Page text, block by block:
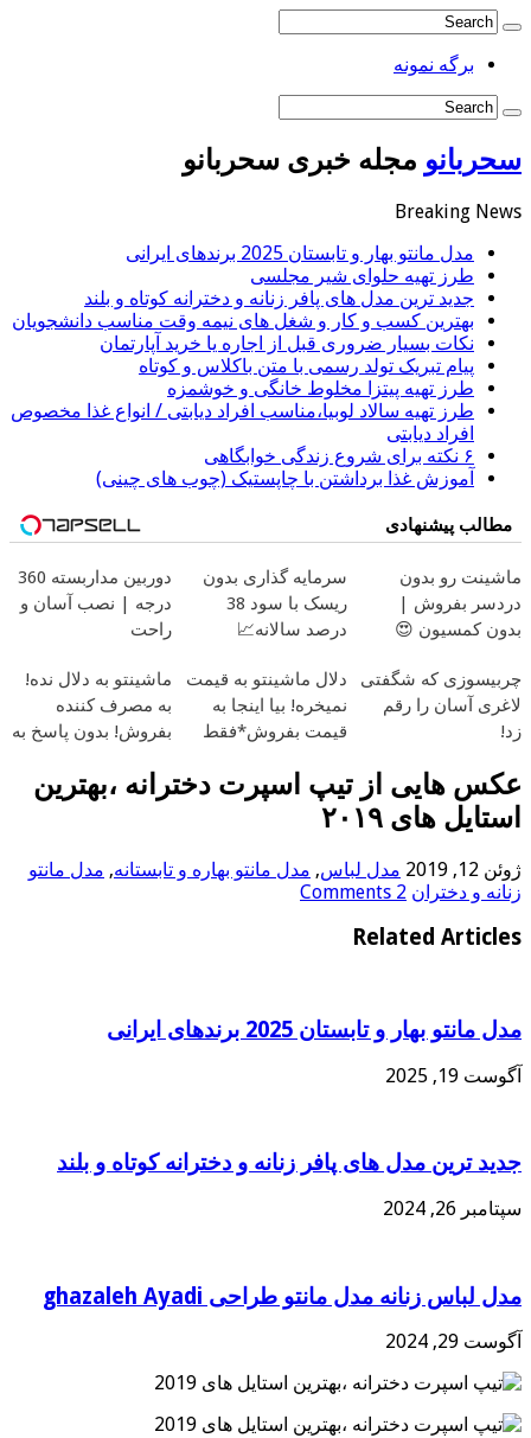
برگه نمونه
سحربانو مجله خبری سحربانو
Breaking News
مدل مانتو بهار و تابستان 2025 برندهای ایرانی
طرز تهیه حلوای شیر مجلسی
جدید ترین مدل های پافر زنانه و دخترانه کوتاه و بلند
بهترین کسب و کار و شغل های نیمه وقت مناسب دانشجویان
نکات بسیار ضروری قبل از اجاره یا خرید آپارتمان
پیام تبریک تولد رسمی با متن باکلاس و کوتاه
طرز تهیه پیتزا مخلوط خانگی و خوشمزه
طرز تهیه سالاد لوبیا،مناسب افراد دیابتی / انواع غذا مخصوص
افراد دیابتی
۶ نکته برای شروع زندگی خوابگاهی
آموزش غذا برداشتن با چاپستیک (چوب های چینی)
مطالب پیشنهادی
ماشینت رو بدون
دردسر بفروش |
بدون کمسیون 😍
سرمایه گذاری بدون
ریسک با سود 38
درصد سالانه📈
دوربین مداربسته 360
درجه | نصب آسان و
راحت
چربیسوزی که شگفتی
لاغری آسان را رقم
زد!
دلال ماشینتو به قیمت
نمیخره! بیا اینجا به
قیمت بفروش*فقط
ماشینتو به دلال نده!
به مصرف کننده
بفروش! بدون پاسخ به
عکس هایی از تیپ اسپرت دخترانه ،بهترین
استایل های ۲۰۱۹
ژوئن 12, 2019 مدل لباس, مدل مانتو بهاره و تابستانه, مدل مانتو
زنانه و دختران 2 Comments
Related Articles
مدل مانتو بهار و تابستان 2025 برندهای ایرانی
آگوست 19, 2025
جدید ترین مدل های پافر زنانه و دخترانه کوتاه و بلند
سپتامبر 26, 2024
مدل لباس زنانه مدل مانتو طراحی ghazaleh Ayadi
آگوست 29, 2024